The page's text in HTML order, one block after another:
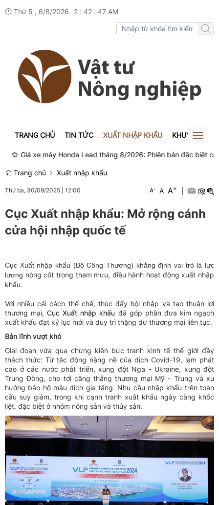
Thứ 5 , 6/8/2026 2 : 42 : 47 AM
TRANG CHỦ TIN TỨC XUẤT NHẬP KHẨU KHUYẾNToggle
Giá xe máy Honda Lead tháng 8/2026: Phiên bản đặc biệt có giá
Trang chủ Xuất nhập khẩu
Thứ ba, 30/09/2025 12:00 A- A A+
Cục Xuất nhập khẩu: Mở rộng cánh
cửa hội nhập quốc tế
Cục Xuất nhập khẩu (Bộ Công Thương) khẳng định vai trò là lực
lượng nòng cốt trong tham mưu, điều hành hoạt động xuất nhập
khẩu.
Với nhiều cải cách thể chế, thúc đẩy hội nhập và tạo thuận lợi
thương mại,Cục Xuất nhập khẩu đã góp phần đưa kim ngạch
xuất khẩu đạt kỷ lục mới và duy trì thặng dư thương mại liên tục.
Bản lĩnh vượt khó
Giai đoạn vừa qua chứng kiến bức tranh kinh tế thế giới đầy
thách thức: Từ tác động nặng nề của dịch Covid-19, lạm phát
cao ở các nước phát triển, xung đột Nga - Ukraine, xung đột
Trung Đông, cho tới căng thẳng thương mại Mỹ - Trung và xu
hướng bảo hộ mậu dịch gia tăng. Nhu cầu nhập khẩu trên toàn
cầu suy giảm, trong khi cạnh tranh xuất khẩu ngày càng khốc
liệt, đặc biệt ở nhóm nông sản và thủy sản.